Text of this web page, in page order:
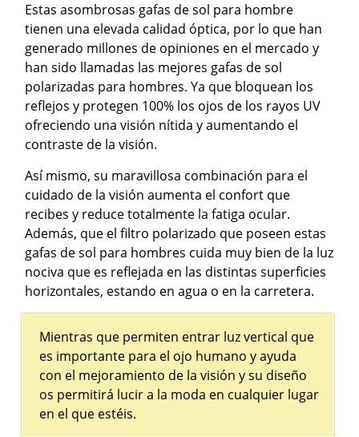
Estas asombrosas gafas de sol para hombre
tienen una elevada calidad óptica, por lo que han
generado millones de opiniones en el mercado y
han sido llamadas las mejores gafas de sol
polarizadas para hombres. Ya que bloquean los
reflejos y protegen 100% los ojos de los rayos UV
ofreciendo una visión nítida y aumentando el
contraste de la visión.
Así mismo, su maravillosa combinación para el
cuidado de la visión aumenta el confort que
recibes y reduce totalmente la fatiga ocular.
Además, que el filtro polarizado que poseen estas
gafas de sol para hombres cuida muy bien de la luz
nociva que es reflejada en las distintas superficies
horizontales, estando en agua o en la carretera.
Mientras que permiten entrar luz vertical que
es importante para el ojo humano y ayuda
con el mejoramiento de la visión y su diseño
os permitirá lucir a la moda en cualquier lugar
en el que estéis.